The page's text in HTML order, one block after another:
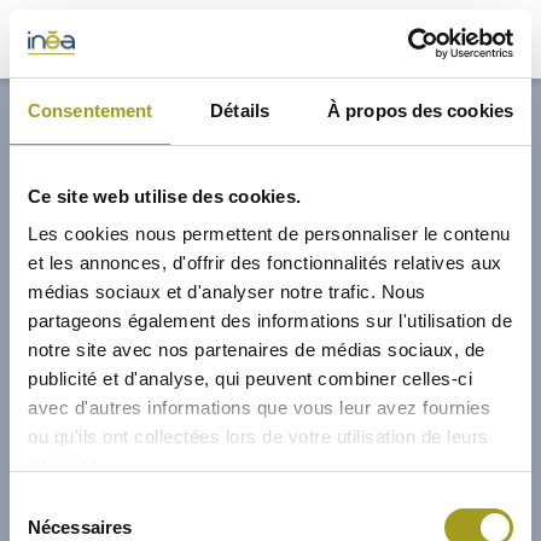
Consentement Détails À propos des cookies
Ce site web utilise des cookies.
Les cookies nous permettent de personnaliser le contenu
et les annonces, d'offrir des fonctionnalités relatives aux
médias sociaux et d'analyser notre trafic. Nous
partageons également des informations sur l'utilisation de
notre site avec nos partenaires de médias sociaux, de
publicité et d'analyse, qui peuvent combiner celles-ci
avec d'autres informations que vous leur avez fournies
ou qu'ils ont collectées lors de votre utilisation de leurs
Nécessaires
32,70€
ACTUS
INVESTISSEURS
PORTE-DOCUMENTS
GREEN BUILDING